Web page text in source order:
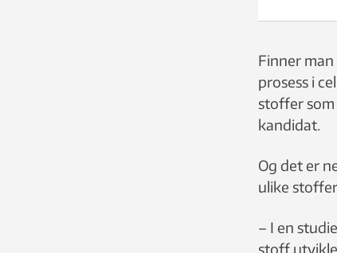
Finner
prosess i
stoffer som
kandidat.
Og det er
ulike
– I en
stoff